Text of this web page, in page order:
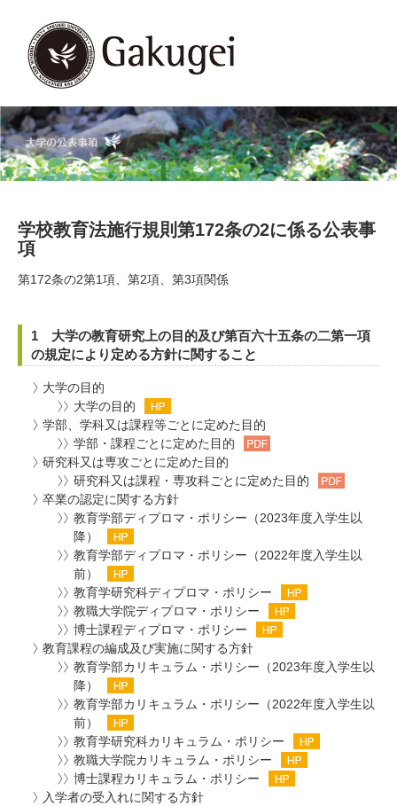
学校教育法施行規則第172条の2に係る公表事
項
第172条の2第1項、第2項、第3項関係
1 大学の教育研究上の目的及び第百六十五条の二第一項
の規定により定める方針に関すること
大学の目的
大学の目的
学部、学科又は課程等ごとに定めた目的
学部・課程ごとに定めた目的
研究科又は専攻ごとに定めた目的
研究科又は課程・専攻科ごとに定めた目的
卒業の認定に関する方針
教育学部ディプロマ・ポリシー（2023年度入学生以
降）
教育学部ディプロマ・ポリシー（2022年度入学生以
前）
教育学研究科ディプロマ・ポリシー
教職大学院ディプロマ・ポリシー
博士課程ディプロマ・ポリシー
教育課程の編成及び実施に関する方針
教育学部カリキュラム・ポリシー（2023年度入学生以
降）
教育学部カリキュラム・ポリシー（2022年度入学生以
前）
教育学研究科カリキュラム・ポリシー
教職大学院カリキュラム・ポリシー
博士課程カリキュラム・ポリシー
入学者の受入れに関する方針